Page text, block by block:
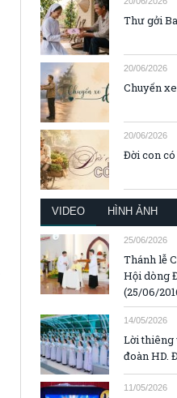
Thư gởi Ba
Chuyến
Đời con có
HÌNH ẢNH
25/06/2026
Thánh lễ
Hội dòng
(25/06/2016)
14/05/2026
Lời thiêng
đoàn HD.